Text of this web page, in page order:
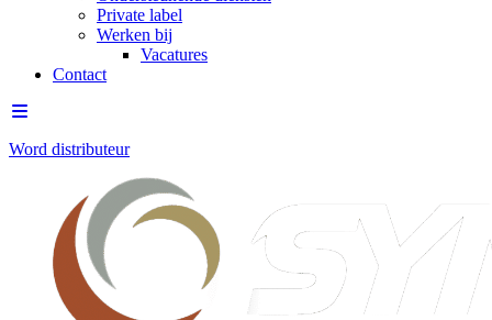
Private label
Werken bij
Vacatures
Contact
Word distributeur